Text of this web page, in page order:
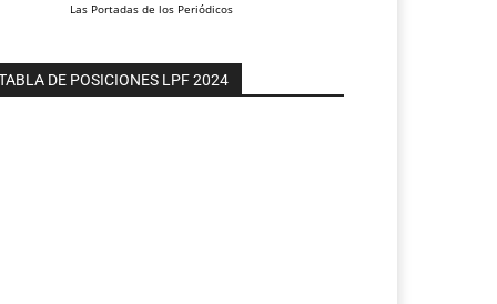
Las Portadas de los Periódicos
DE POSICIONES LPF 2024